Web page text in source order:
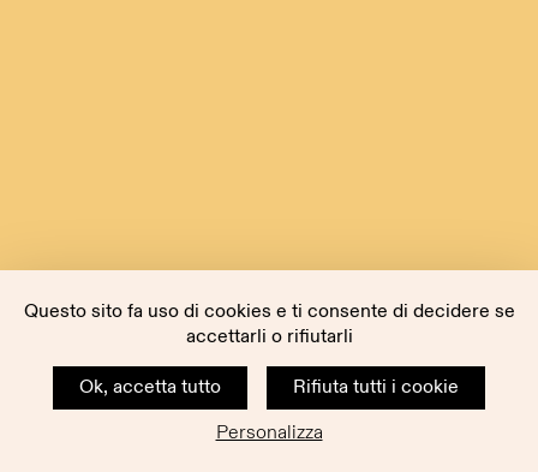
Questo sito fa uso di cookies e ti consente di decidere se
accettarli o rifiutarli
Ok, accetta tutto
Rifiuta tutti i cookie
Personalizza